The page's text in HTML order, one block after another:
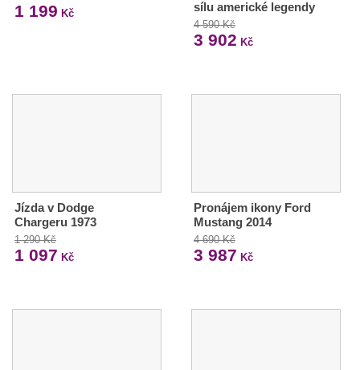
1 199 Kč
sílu americké legendy
4 590 Kč
3 902 Kč
Jízda v Dodge
Chargeru 1973
1 290 Kč
1 097 Kč
Pronájem ikony Ford
Mustang 2014
4 690 Kč
3 987 Kč